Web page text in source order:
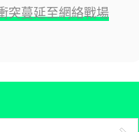
突蔓延至網絡戰場